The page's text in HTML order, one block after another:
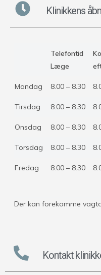
Klinikkens
Telefontid
Læge
Mandag 8.00 – 8.30
Tirsdag 8.00 – 8.30
Onsdag 8.00 – 8.30
Torsdag 8.00 – 8.30
Fredag 8.00 – 8.30
Der kan forekomme
Kontakt